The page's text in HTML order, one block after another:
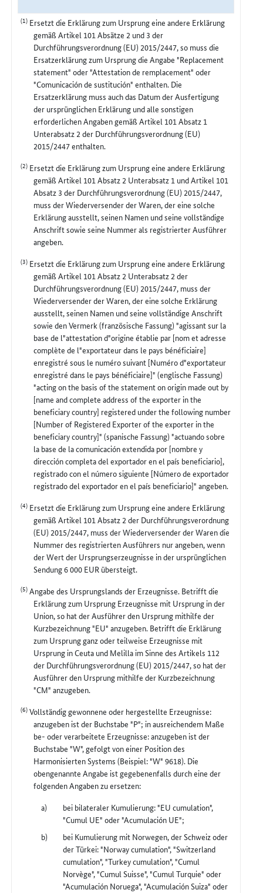
(1) Ersetzt die Erklärung zum Ursprung eine andere Erklärung
gemäß Artikel 101 Absätze 2 und 3 der
Durchführungsverordnung (EU) 2015/2447, so muss die
Ersatzerklärung zum Ursprung die Angabe "Replacement
statement" oder "Attestation de remplacement" oder
"Comunicación de sustitución" enthalten. Die
Ersatzerklärung muss auch das Datum der Ausfertigung
der ursprünglichen Erklärung und alle sonstigen
erforderlichen Angaben gemäß Artikel 101 Absatz 1
Unterabsatz 2 der Durchführungsverordnung (EU)
2015/2447 enthalten.
(2) Ersetzt die Erklärung zum Ursprung eine andere Erklärung
gemäß Artikel 101 Absatz 2 Unterabsatz 1 und Artikel 101
Absatz 3 der Durchführungsverordnung (EU) 2015/2447,
muss der Wiederversender der Waren, der eine solche
Erklärung ausstellt, seinen Namen und seine vollständige
Anschrift sowie seine Nummer als registrierter Ausführer
angeben.
(3) Ersetzt die Erklärung zum Ursprung eine andere Erklärung
gemäß Artikel 101 Absatz 2 Unterabsatz 2 der
Durchführungsverordnung (EU) 2015/2447, muss der
Wiederversender der Waren, der eine solche Erklärung
ausstellt, seinen Namen und seine vollständige Anschrift
sowie den Vermerk (französische Fassung) "agissant sur la
base de l"attestation d"origine établie par [nom et adresse
complète de l"exportateur dans le pays bénéficiaire]
enregistré sous le numéro suivant [Numéro d"exportateur
enregistré dans le pays bénéficiaire]" (englische Fassung)
"acting on the basis of the statement on origin made out by
[name and complete address of the exporter in the
beneficiary country] registered under the following number
[Number of Registered Exporter of the exporter in the
beneficiary country]" (spanische Fassung) "actuando sobre
la base de la comunicación extendida por [nombre y
dirección completa del exportador en el país beneficiario],
registrado con el número siguiente [Número de exportador
registrado del exportador en el país beneficiario]" angeben.
(4) Ersetzt die Erklärung zum Ursprung eine andere Erklärung
gemäß Artikel 101 Absatz 2 der Durchführungsverordnung
(EU) 2015/2447, muss der Wiederversender der Waren die
Nummer des registrierten Ausführers nur angeben, wenn
der Wert der Ursprungserzeugnisse in der ursprünglichen
Sendung 6 000 EUR übersteigt.
(5)Angabe des Ursprungslands der Erzeugnisse. Betrifft die
Erklärung zum Ursprung Erzeugnisse mit Ursprung in der
Union, so hat der Ausführer den Ursprung mithilfe der
Kurzbezeichnung "EU" anzugeben. Betrifft die Erklärung
zum Ursprung ganz oder teilweise Erzeugnisse mit
Ursprung in Ceuta und Melilla im Sinne des Artikels 112
der Durchführungsverordnung (EU) 2015/2447, so hat der
Ausführer den Ursprung mithilfe der Kurzbezeichnung
"CM" anzugeben.
(6)Vollständig gewonnene oder hergestellte Erzeugnisse:
anzugeben ist der Buchstabe "P"; in ausreichendem Maße
be- oder verarbeitete Erzeugnisse: anzugeben ist der
Buchstabe "W", gefolgt von einer Position des
Harmonisierten Systems (Beispiel: "W" 9618). Die
obengenannte Angabe ist gegebenenfalls durch eine der
folgenden Angaben zu ersetzen:
bei bilateraler Kumulierung: "EU cumulation",
"Cumul UE" oder "Acumulación UE";
bei Kumulierung mit Norwegen, der Schweiz oder
der Türkei: "Norway cumulation", "Switzerland
cumulation", "Turkey cumulation", "Cumul
Norvège", "Cumul Suisse", "Cumul Turquie" oder
"Acumulación Noruega", "Acumulación Suiza" oder